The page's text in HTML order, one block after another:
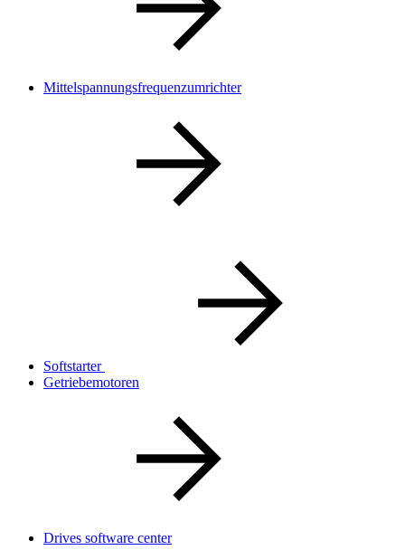
Mittelspannungsfrequenzumrichter
Softstarter
Getriebemotoren
Drives software center